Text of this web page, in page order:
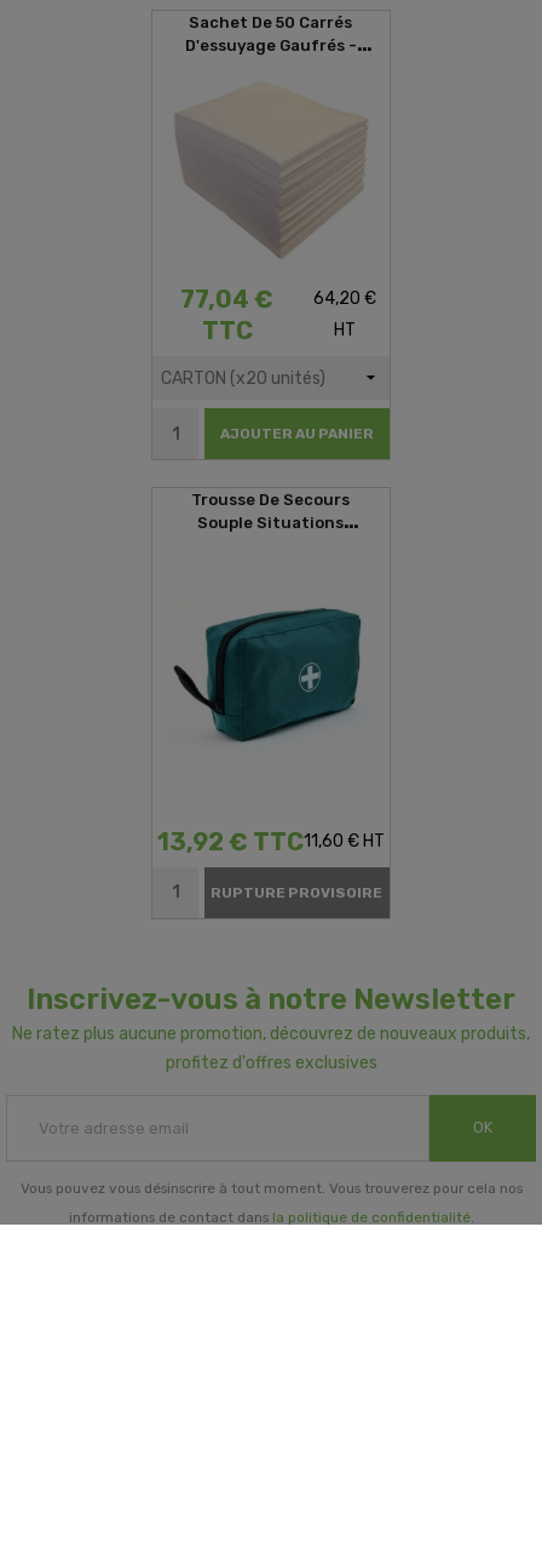
Sachet De 50 Carrés
D'essuyage Gaufrés -
77,04 €
TTC
64,20 €
HT
AJOUTER AU PANIER
Trousse De Secours
Souple Situations
13,92 € TTC11,60 € HT
RUPTURE PROVISOIRE
Inscrivez-vous à notre Newsletter
Ne ratez plus aucune promotion, découvrez de nouveaux produits,
profitez d'offres exclusives
OK
Vous pouvez vous désinscrire à tout moment. Vous trouverez pour cela nos
informations de contact dans la politique de confidentialité.